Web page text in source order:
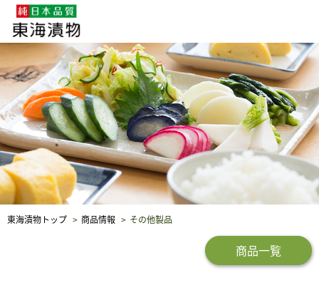
企業・採用情報 社会貢献 品質保証
東海漬物トップ 商品情報 その他製品
商品一覧